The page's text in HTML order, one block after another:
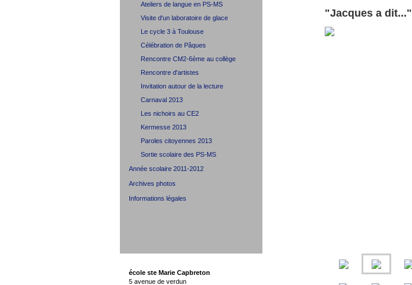
"Jacques a dit..."
Ateliers de langue en PS-MS
Visite d'un laboratoire de glace
Le cycle 3 à Toulouse
Célébration de Pâques
Rencontre CM2-6ème au collège
Rencontre d'artistes
Invitation autour de la lecture
Carnaval 2013
Les nichoirs au CE2
Kermesse 2013
Paroles citoyennes 2013
Sortie scolaire des PS-MS
Année scolaire 2011-2012
Archives photos
Informations légales
école ste Marie Capbreton
5 avenue de verdun